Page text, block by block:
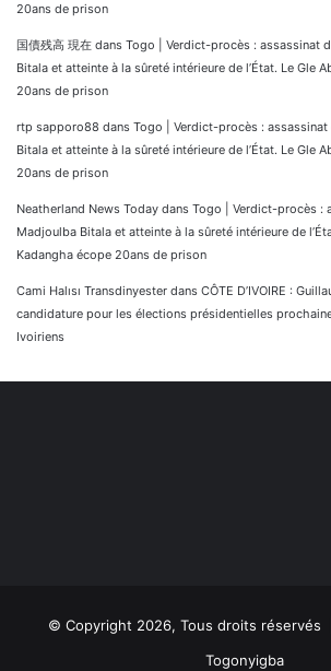
20ans de prison
国債残高 現在 dans Togo | Verdict-procès : assassinat
Bitala et atteinte à la sûreté intérieure de l’État. Le Gle
20ans de prison
rtp sapporo88 dans Togo | Verdict-procès :
Bitala et atteinte à la sûreté intérieure de l’État. Le Gle
20ans de prison
Neatherland News Today dans Togo | Verdict-procès :
Madjoulba Bitala et atteinte à la sûreté intérieure de
Kadangha écope 20ans de prison
Cami Halısı Transdinyester dans CÔTE D’IVOIRE :
candidature pour les élections présidentielles
Ivoiriens
© Copyright 2026, Tous droits réservés
Togonyigba